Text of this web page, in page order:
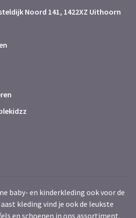
Noord 141, 1422XZ Uithoorn
baby- en kinderkleding ook voor de
kleding vind je ook de leukste
en schoenen in ons assortiment.